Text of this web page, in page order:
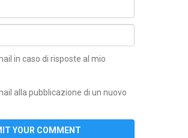
in caso di risposte al mio
alla pubblicazione di un nuovo